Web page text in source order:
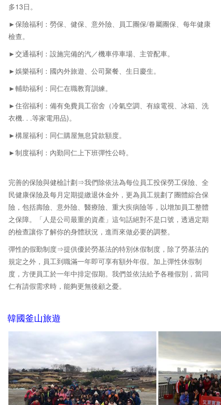
多13日。
►保險福利：勞保、健保、意外險、員工團保/眷屬團保、每年健康
檢查。
►交通福利：設施完備的汽／機車停車場、主管配車。
►娛樂福利：國內外旅遊、公司聚餐、生日慶生。
►輔助福利：同仁在職教育訓練。
►住宿福利：備有免費員工宿舍（冷氣空調、有線電視、冰箱、洗
衣機. . .等家電用品)。
►構屋福利：同仁購屋無息貸款額度。
►制度福利：內勤同仁上下班彈性公時。
完善的保險與健檢計劃⇒我們除依法為每位員工投保勞工保險、全
民健康保險及每月定期提繳退休金外，更為員工規劃了團體綜合保
險，包括壽險、意外險、醫療險、重大疾病險等，以增加員工整體
之保障。「人是公司最重的資產」這句話絕對不是口號，透過定期
的檢查讓你了解你的身體狀況，進而來做必要的調整。
彈性的假勤制度⇒提供優於勞基法的特別休假制度，除了勞基法的
規定之外，員工到職滿一年即可享有額外年假。加上彈性休假制
度，方便員工於一年中排定假期。我們並依法給予各種假別，當同
仁有請假需求時，能夠更無後顧之憂。
韓國釜山旅遊